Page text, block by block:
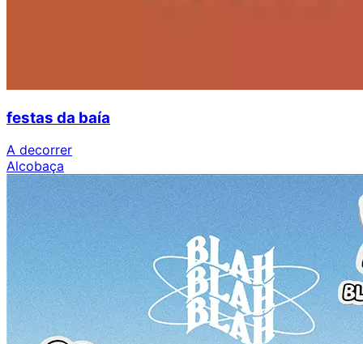
festas da baía
A decorrer
Alcobaça